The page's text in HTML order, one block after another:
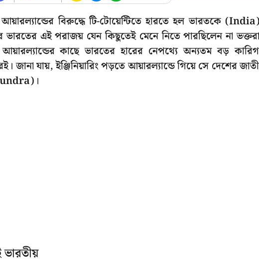
বিরুদ্ধে টি-টোয়েন্টিতে হারতে হল ভারতকে
এই পরাজয় যেন কিছুতেই মেনে নিতে পারছিলেন না
কাছে ভারতের হারের নেপথ্যে অন্যতম বড়
জানা যায়, ইঞ্জিনিয়ারিং পড়তে আয়ারল্যান্ডে গিয়ে সে দেশের